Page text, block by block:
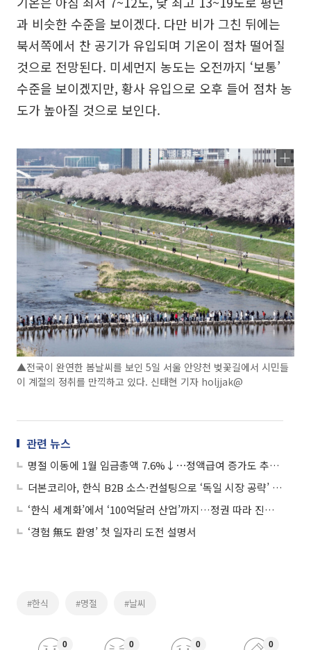
과 비슷한 수준을 보이겠다. 다만 비가 그친 뒤에는
북서쪽에서 찬 공기가 유입되며 기온이 점차 떨어질
것으로 전망된다. 미세먼지 농도는 오전까지 ‘보통’
수준을 보이겠지만, 황사 유입으로 오후 들어 점차 농
도가 높아질 것으로 보인다.
▲전국이 완연한 봄날씨를 보인 5일 서울 안양천 벚꽃길에서 시민들
이 계절의 정취를 만끽하고 있다. 신태현 기자 holjjak@
관련 뉴스
명절 이동에 1월 임금총액 7.6%↓⋯정액급여 증가도 추세적 둔화
더본코리아, 한식 B2B 소스·컨설팅으로 ‘독일 시장 공략’ 착착
‘한식 세계화’에서 ‘100억달러 산업’까지…정권 따라 진화한 K푸드 정책
‘경험 無도 환영’ 첫 일자리 도전 설명서
#한식 #명절 #날씨
0 0 0 0